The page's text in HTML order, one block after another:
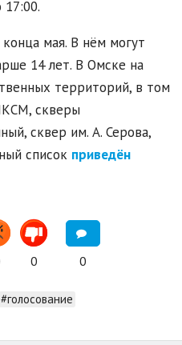
мая. В нём могут
14 лет. В Омске на
территорий, в том
скверы
сквер им. А. Серова,
список приведён
0 0
#голосование